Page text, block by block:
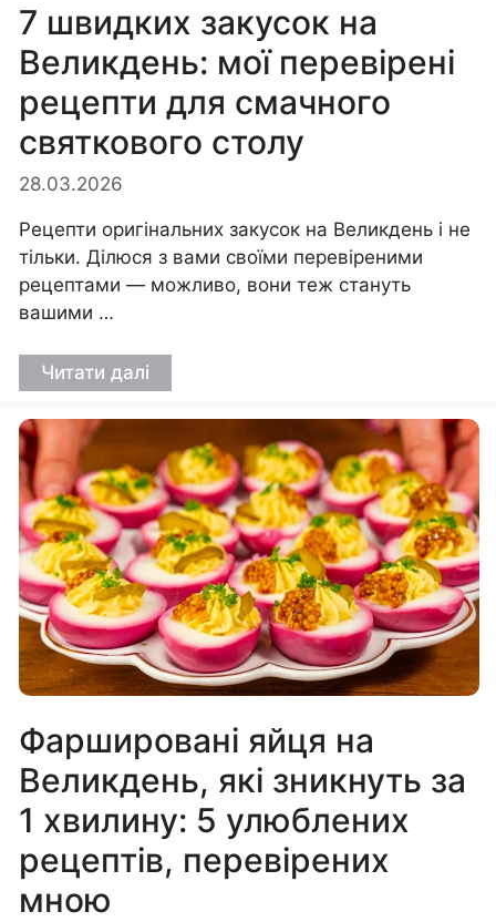
7 швидких закусок на
Великдень: мої перевірені
рецепти для смачного
святкового столу
28.03.2026
Рецепти оригінальних закусок на Великдень і не
тільки. Ділюся з вами своїми перевіреними
рецептами — можливо, вони теж стануть
вашими …
Читати далі
Фаршировані яйця на
Великдень, які зникнуть за
1 хвилину: 5 улюблених
рецептів, перевірених
мною